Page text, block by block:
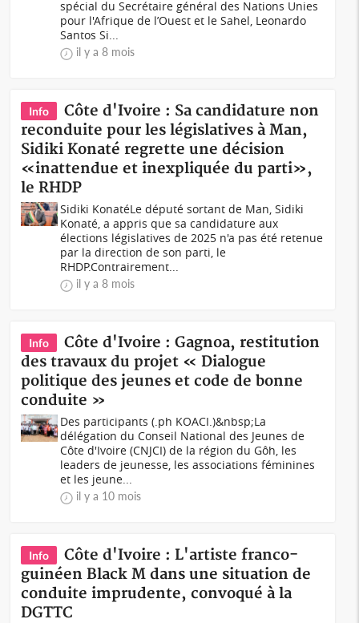
spécial du Secrétaire général des Nations Unies
pour l'Afrique de l’Ouest et le Sahel, Leonardo
Santos Si...
il y a 8 mois
Info
Côte d'Ivoire : Sa candidature non
reconduite pour les législatives à Man,
Sidiki Konaté regrette une décision
«inattendue et inexpliquée du parti»,
le RHDP
Sidiki KonatéLe député sortant de Man, Sidiki
Konaté, a appris que sa candidature aux
élections législatives de 2025 n'a pas été retenue
par la direction de son parti, le
RHDP.Contrairement...
il y a 8 mois
Info
Côte d'Ivoire : Gagnoa, restitution
des travaux du projet « Dialogue
politique des jeunes et code de bonne
conduite »
Des participants (.ph KOACI.)&nbsp;La
délégation du Conseil National des Jeunes de
Côte d'Ivoire (CNJCI) de la région du Gôh, les
leaders de jeunesse, les associations féminines
et les jeune...
il y a 10 mois
Info
Côte d'Ivoire : L'artiste franco-
guinéen Black M dans une situation de
conduite imprudente, convoqué à la
DGTTC